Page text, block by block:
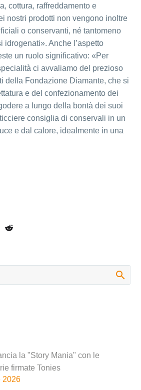
cottura, raffreddamento e
nostri prodotti non vengono inoltre
o conservanti, né tantomeno
idrogenati». Anche l’aspetto
un ruolo significativo: «Per
ci avvaliamo del prezioso
della Fondazione Diamante, che si
e del confezionamento dei
a lungo della bontà dei suoi
consiglia di conservali in un
e dal calore, idealmente in una
la "Story Mania" con le
firmate Tonies
2026